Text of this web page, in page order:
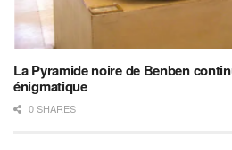
La Pyramide noire de Benben
énigmatique
0 SHARES